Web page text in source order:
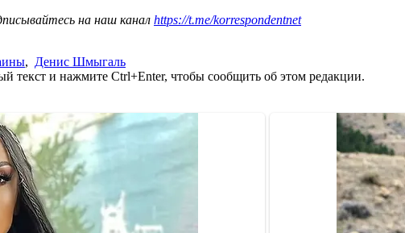
на наш канал https://t.me/korrespondentnet
, Денис Шмыгаль
текст и нажмите Ctrl+Enter, чтобы сообщить об этом редакции.